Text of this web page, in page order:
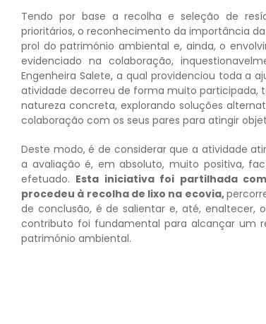
Tendo por base a recolha e seleção de
prioritários, o reconhecimento da importância
prol do património ambiental e, ainda, o
evidenciado na colaboração,
Engenheira Salete, a qual providenciou toda a
atividade decorreu de forma muito participada,
natureza concreta, explorando soluções
colaboração com os seus pares para atingir
Deste modo, é de considerar que a atividade
a avaliação é, em absoluto, muito positiva,
efetuado. Esta iniciativa foi partilhada
procedeu à recolha de lixo na ecovia,
de conclusão, é de salientar e, até, enaltecer,
contributo foi fundamental para alcançar um
património ambiental.